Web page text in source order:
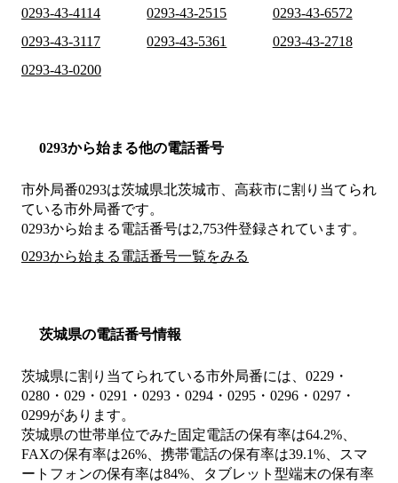
0293-43-4114
0293-43-2515
0293-43-6572
0293-43-3117
0293-43-5361
0293-43-2718
0293-43-0200
0293から始まる他の電話番号
市外局番0293は茨城県北茨城市、高萩市に割り当てられ
ている市外局番です。
0293から始まる電話番号は2,753件登録されています。
0293から始まる電話番号一覧をみる
茨城県の電話番号情報
茨城県に割り当てられている市外局番には、0229・
0280・029・0291・0293・0294・0295・0296・0297・
0299があります。
茨城県の世帯単位でみた固定電話の保有率は64.2%、
FAXの保有率は26%、携帯電話の保有率は39.1%、スマ
ートフォンの保有率は84%、タブレット型端末の保有率